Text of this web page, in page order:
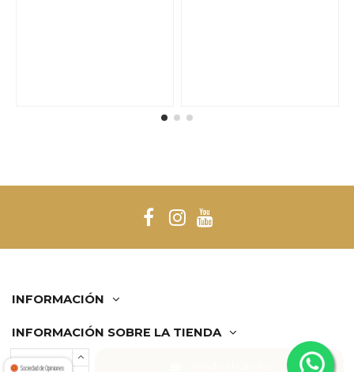
INFORMACIÓN
INFORMACIÓN SOBRE LA TIENDA